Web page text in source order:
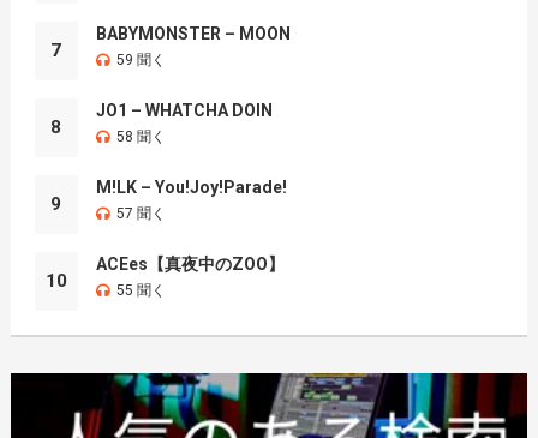
7
BABYMONSTER – MOON
59 聞く
8
JO1 – WHATCHA DOIN
58 聞く
9
M!LK – You!Joy!Parade!
57 聞く
10
ACEes【真夜中のZOO】
55 聞く